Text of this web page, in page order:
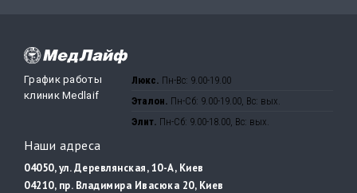
График работы
клиник Medlaif
Люкс. Пн-Вс: 9.00-19.00
Эталон. Пн-Сб: 9.00-19.00, Вс: вых.
Элит. Пн-Сб: 9.00-18.00, Вс: вых.
Наши адреса
04050, ул. Деревлянская, 10-А, Киев
04210, пр. Владимира Ивасюка 20, Киев